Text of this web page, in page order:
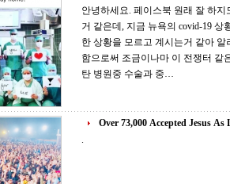
안녕하세요. 페이스북 원래 잘 하
거 같은데, 지금 뉴욕의 covid-19
한 상황을 모르고 계시는거 같아
함으로써 조금이나마 이 전쟁터 같은
탄 병원중 수술과 중…
Over 73,000 Accepted Jesus
.